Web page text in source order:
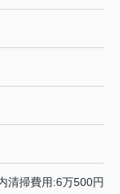
清掃費用:6万500円